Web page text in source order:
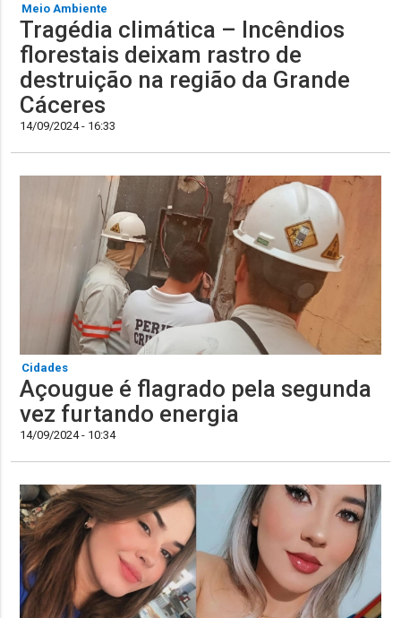
Meio Ambiente
Tragédia climática – Incêndios
florestais deixam rastro de
destruição na região da Grande
Cáceres
14/09/2024 - 16:33
Cidades
Açougue é flagrado pela segunda
vez furtando energia
14/09/2024 - 10:34